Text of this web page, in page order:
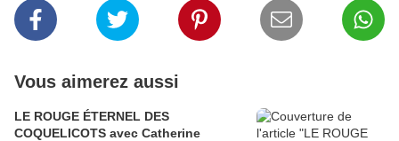
Vous aimerez aussi
LE ROUGE ÉTERNEL DES
COQUELICOTS avec Catherine